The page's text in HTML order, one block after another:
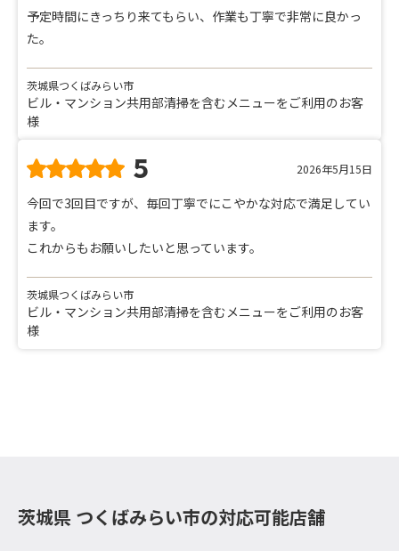
予定時間にきっちり来てもらい、作業も丁寧で非常に良かっ
た。
茨城県つくばみらい市
ビル・マンション共用部清掃を含むメニューをご利用のお客
様
5 2026年5月15日
今回で3回目ですが、毎回丁寧でにこやかな対応で満足してい
ます。
これからもお願いしたいと思っています。
茨城県つくばみらい市
ビル・マンション共用部清掃を含むメニューをご利用のお客
様
茨城県 つくばみらい市の対応可能店舗